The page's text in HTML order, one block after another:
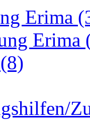
Erima
Erima